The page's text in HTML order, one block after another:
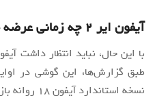
آیفون ایر 2 چه زمانی عرضه می‌شود؟
نسخه استاندارد آیفون ۱۸ روانه بازار خواهد شد.